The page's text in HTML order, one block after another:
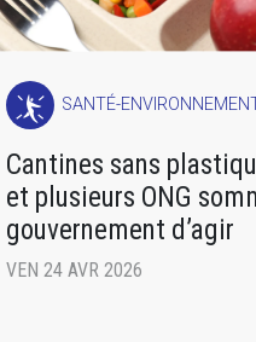
SANTÉ-
Cantines sans
et plusieurs ONG
gouvernement d’agir
VEN 24 AVR 2026